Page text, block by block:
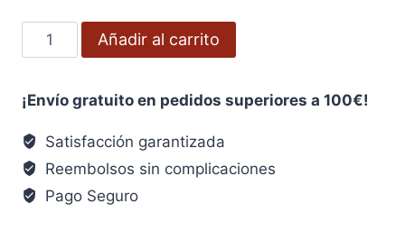
era:
6,51€.
es:
5,21€.
Mango
Madera
900x30
mm.
cantidad
Añadir al carrito
¡Envío gratuito en pedidos superiores a 100€!
Satisfacción garantizada
Reembolsos sin complicaciones
Pago Seguro